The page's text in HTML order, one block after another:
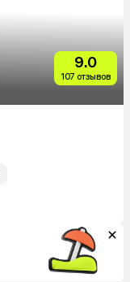
9.0
107 отзывов